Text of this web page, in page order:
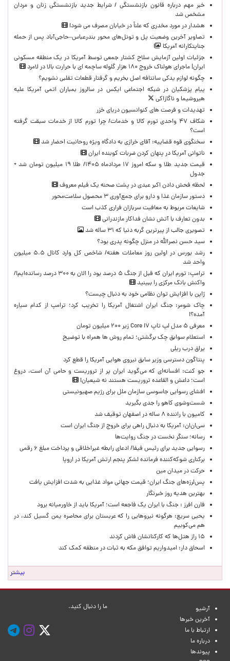
خبر مهم درباره قانون بازنشستگی / شرایط جدید بازنشستگی زنان و مردان
مشخص شد
هشدار در مورد مخدری که علناً در خیابان مصرف می شود!
تصاویر آخرین وضعیت پل و تونل‌های محور بندرعباس–حاجی‌آباد پس از حمله
جنایتکارانه آمریکا
جزئیات اولین آزمایش سلاح کشتار جمعی توسط آمریکا در یک منطقه مسکونی
ایران| ماجرای هولناک خروج ۱۸۰ هزار گلوله ساچمه ای با حرارت بالا در لامرد
چگونه لوازم یدکی سانتافه اصل بخریم و گرفتار قطعات تقلبی نشویم؟
پیام پزشکیان در شبکه اجتماعی ایکس در سالروز بمباران اتمی آمریکا علیه
هیروشیما و ناگازاکی
تهدیدات و فرصت های کنوانسیون دریای خزر
شکاف ۴۷ واحدی تورم کالا و خدمات/ چرا تورم کالا از خدمات سبقت گرفته
است؟
سخنگوی قوه قضاییه: آقای خرازی به دادگاه ویژه روحانیت احضار شد
ناتوانی آمریکا در پنهان کردن ضربات کوبنده ایران
قیمت جدید طلا و سکه امروز ۱۷ مردادماه ۱۴۰۵/ طلا ۱۹ میلیون تومان شد +
جدول
لحظه‌ فحش دادن اکبر عبدی در پشت صحنه یک فیلم معروف
دستور سازمان غذا و دارو برای جمع‌آوری ۳ محصول سلامت‌محور
شایعات مربوط به معافیت سربازان فراری کذب است
بدون تعارف با آتش نشان فداکار مازندرانی
تصویری جالب از پیرترین گربه دنیا که ۳۱ ساله شد
سید حسن نصرالله در منزل چگونه پدری بود؟
رشد بورس در اولین روز معاملات هفته/ شاخص کل وارد کانال ۵.۵ میلیون
واحد شد
ترامپ: تورم ایران که قبل از جنگ ۵ درصد بود را الان به ۳۰۰ درصد رسانده‌ایم!/
واکنش بانک مرکزی را ببینید
ژاپن با افزایش توان نظامی خود به دنبال چیست؟
چاک شومر: جنگ ایران اشتغال آمریکا را تخریب کرد؛ ترامپ از کدام سیاره
آمده؟!
معرفی ۵ مدل لپ تاپ Core i۷ زیر ۲۰۰ میلیون تومان
استعلام سوابق چک برگشتی؛ تمام روش ها همراه با توضیح
یراق درب ریلی
پنتاگون دسترسی وزیر سابق نیروی هوایی آمریکا را قطع کرد
جو کنت: افسانه‌ای که می‌گوید ایران پر از تروریست و حامی آن است، دروغ
است؛ داعش و القاعده تروریست هستند نه شیعیان!
افشای رسوایی جاسوسی سازمان ملل برای رژیم صهیونیستی
شست‌وشوی کاهو را جدی بگیرید
کامیون با راننده ۸ ساله در اصفهان توقیف شد
سی‌ان‌ان: آمریکا به دنبال راهی برای خروج از جنگ ایران است
رسانه؛ سنگر نخست در جنگ روایت‌ها
رسوایی جدید برای رئیس فیفا/ ادعای رابطه غیراخلاقی و پرداخت مبلغ ۶ رقمی
برکناری شوکه‌کننده فرمانده لشکر پنجم ارتش آمریکا در اروپا
حركت در ميدان مين
پس‌لرزه‌های جنگ ایران؛ قیمت جهانی مواد غذایی به شدت افزایش یافت
بهترین هدیه روز خبرنگار
فارن افرز : جنگ با ایران یک فاجعه است؛ آمریکا باید از خاورمیانه برود
یحیی سریع: هرگونه نیروهایی را که عربستان برای محاصره یمن گسیل کند، در
هم می‌کوبیم
۱۵ راز هتل‌ها که کارکنانشان فاش کردند
اسحاق دار: امیدواریم توافق مکه به ثبات در منطقه کمک کند
بیشتر
آرشیو
آخرین خبرها
ارتباط با ما
درباره ما
پیوندها
ما را دنبال کنید.